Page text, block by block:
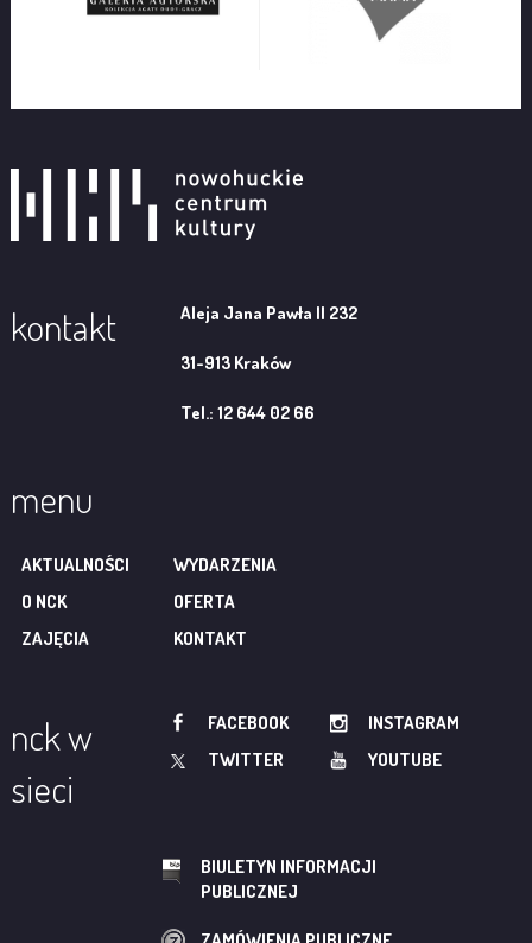
kontakt Aleja Jana Pawła II 232
31-913 Kraków
Tel.: 12 644 02 66
menu
AKTUALNOŚCI
WYDARZENIA
O NCK
OFERTA
ZAJĘCIA
KONTAKT
nck w
sieci
FACEBOOK
INSTAGRAM
TWITTER
YOUTUBE
BIULETYN INFORMACJI
PUBLICZNEJ